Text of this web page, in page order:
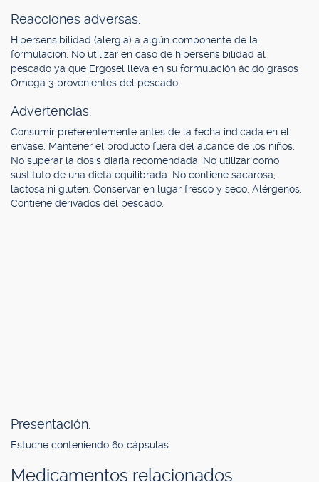
Reacciones adversas.
Hipersensibilidad (alergia) a algún componente de la
formulación. No utilizar en caso de hipersensibilidad al
pescado ya que Ergosel lleva en su formulación ácido grasos
Omega 3 provenientes del pescado.
Advertencias.
Consumir preferentemente antes de la fecha indicada en el
envase. Mantener el producto fuera del alcance de los niños.
No superar la dosis diaria recomendada. No utilizar como
sustituto de una dieta equilibrada. No contiene sacarosa,
lactosa ni gluten. Conservar en lugar fresco y seco. Alérgenos:
Contiene derivados del pescado.
Presentación.
Estuche conteniendo 60 cápsulas.
Medicamentos relacionados